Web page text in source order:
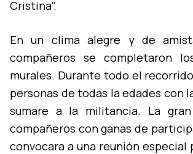
Cristina".
En un clima alegre y de
compañeros se completaron
murales. Durante todo el
personas de todas la edades con
sumare a la militancia. La
compañeros con ganas de
convocara a una reunión especial